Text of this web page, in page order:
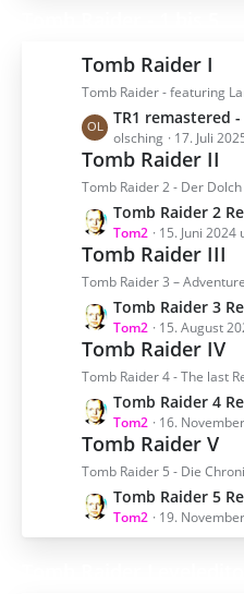
ä
g
e
e
B
e
i
t
r
ä
g
e
Tomb Raider I
Tomb Raider - featuring
L
e
t
z
e
B
i
t
r
ä
g
e
TR1 remastered - Kameravorschau
olsching 17. Juli
Tomb Raider II
Tomb Raider 2 - Der
L
e
t
z
e
B
i
t
r
ä
g
e
Tomb Raider 2
Tom2 15. Juni 2024
Tomb Raider III
Tomb Raider 3 –
L
e
t
z
e
B
i
t
r
Tomb Raider 3
Tom2 15. August
Tomb Raider IV
Tomb Raider 4 - The last
L
e
t
z
e
B
Tomb Raider 4
Tom2 16.
Tomb Raider V
Tomb Raider 5 - Die
L
e
t
Tomb Raider 5
Tom2 19.